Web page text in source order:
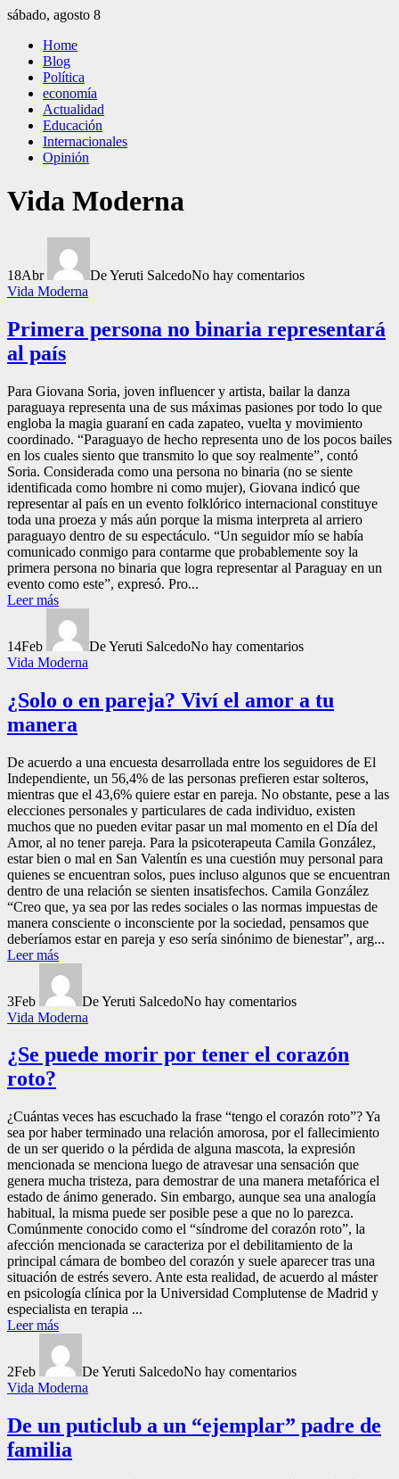
Saltar
contenido
sábado, agosto 8
El Independiente
El independiente Libre y Transparente
Home
Blog
Política
economía
Actualidad
Educación
Internacionales
Opinión
Vida Moderna
18Abr De Yeruti SalcedoNo hay comentarios
Vida Moderna
Primera persona no binaria representará
al país
Para Giovana Soria, joven influencer y artista, bailar la danza
paraguaya representa una de sus máximas pasiones por todo lo que
engloba la magia guaraní en cada zapateo, vuelta y movimiento
coordinado. “Paraguayo de hecho representa uno de los pocos bailes
en los cuales siento que transmito lo que soy realmente”, contó
Soria. Considerada como una persona no binaria (no se siente
identificada como hombre ni como mujer), Giovana indicó que
representar al país en un evento folklórico internacional constituye
toda una proeza y más aún porque la misma interpreta al arriero
paraguayo dentro de su espectáculo. “Un seguidor mío se había
comunicado conmigo para contarme que probablemente soy la
primera persona no binaria que logra representar al Paraguay en un
evento como este”, expresó. Pro...
Leer más
14Feb De Yeruti SalcedoNo hay comentarios
Vida Moderna
¿Solo o en pareja? Viví el amor a tu
manera
De acuerdo a una encuesta desarrollada entre los seguidores de El
Independiente, un 56,4% de las personas prefieren estar solteros,
mientras que el 43,6% quiere estar en pareja. No obstante, pese a las
elecciones personales y particulares de cada individuo, existen
muchos que no pueden evitar pasar un mal momento en el Día del
Amor, al no tener pareja. Para la psicoterapeuta Camila González,
estar bien o mal en San Valentín es una cuestión muy personal para
quienes se encuentran solos, pues incluso algunos que se encuentran
dentro de una relación se sienten insatisfechos. Camila González
“Creo que, ya sea por las redes sociales o las normas impuestas de
manera consciente o inconsciente por la sociedad, pensamos que
deberíamos estar en pareja y eso sería sinónimo de bienestar”, arg...
Leer más
3Feb De Yeruti SalcedoNo hay comentarios
Vida Moderna
¿Se puede morir por tener el corazón
roto?
¿Cuántas veces has escuchado la frase “tengo el corazón roto”? Ya
sea por haber terminado una relación amorosa, por el fallecimiento
de un ser querido o la pérdida de alguna mascota, la expresión
mencionada se menciona luego de atravesar una sensación que
genera mucha tristeza, para demostrar de una manera metafórica el
estado de ánimo generado. Sin embargo, aunque sea una analogía
habitual, la misma puede ser posible pese a que no lo parezca.
Comúnmente conocido como el “síndrome del corazón roto”, la
afección mencionada se caracteriza por el debilitamiento de la
principal cámara de bombeo del corazón y suele aparecer tras una
situación de estrés severo. Ante esta realidad, de acuerdo al máster
en psicología clínica por la Universidad Complutense de Madrid y
especialista en terapia ...
Leer más
2Feb De Yeruti SalcedoNo hay comentarios
Vida Moderna
De un puticlub a un “ejemplar” padre de
familia